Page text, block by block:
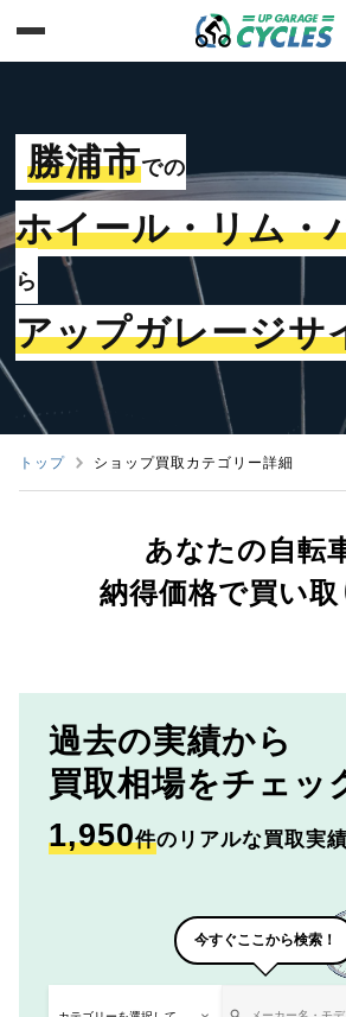
勝浦市での
ホイール・リム・
ら
アップガレージサ
トップ ショップ買取カテゴリー詳細
あなたの自転
納得価格で買い
過去の実績から
買取相場をチェッ
1,950件のリアルな買取実
今すぐここから検索！